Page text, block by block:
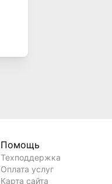
Помощь
Техподдержка
Оплата услуг
Карта сайта